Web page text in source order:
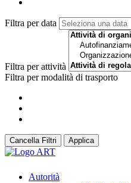
Filtra per data
Filtra per attività
Filtra per modalità di trasporto
Cancella Filtri Applica
Autorità